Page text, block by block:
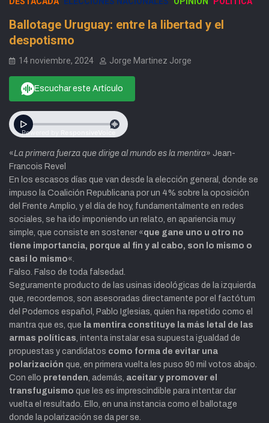
Ballotage Uruguay: entre la libertad y el
despotismo
14 noviembre, 2024 Jorge Martinez Jorge
Escuchar este Artículo
«La primera fuerza que dirige al mundo es la mentira» Jean-
Francois Revel
En los escasos días que van desde la elección general, donde se
impuso la Coalición Republicana por un 4% sobre la oposición
del Frente Amplio, y el día de hoy, fundamentalmente en redes
sociales, se ha ido imponiendo un relato, en apariencia muy
simple, que consiste en sostener «que gane uno u otro no
tiene importancia, porque al fin y al cabo, son lo mismo o
casi lo mismo«.
Falso. Falso de toda falsedad.
Seguramente producto de las usinas ideológicas de la izquierda
que, recordemos, son asesoradas directamente por el factótum
del Podemos español, Pablo Iglesias, quien ha repetido como el
mantra que es, que la mentira constituye la más letal de las
armas políticas, intenta instalar esa supuesta igualdad de
propuestas y candidatos como forma de evitar una
polarización que, en primera vuelta les puso 90 mil votos abajo.
Con ello pretenden, además, aceitar y promover el
transfuguismo que les es imprescindible para intentar dar
vuelta el resultado. Ello, en una instancia como el ballotage
donde la polarización se da per se.